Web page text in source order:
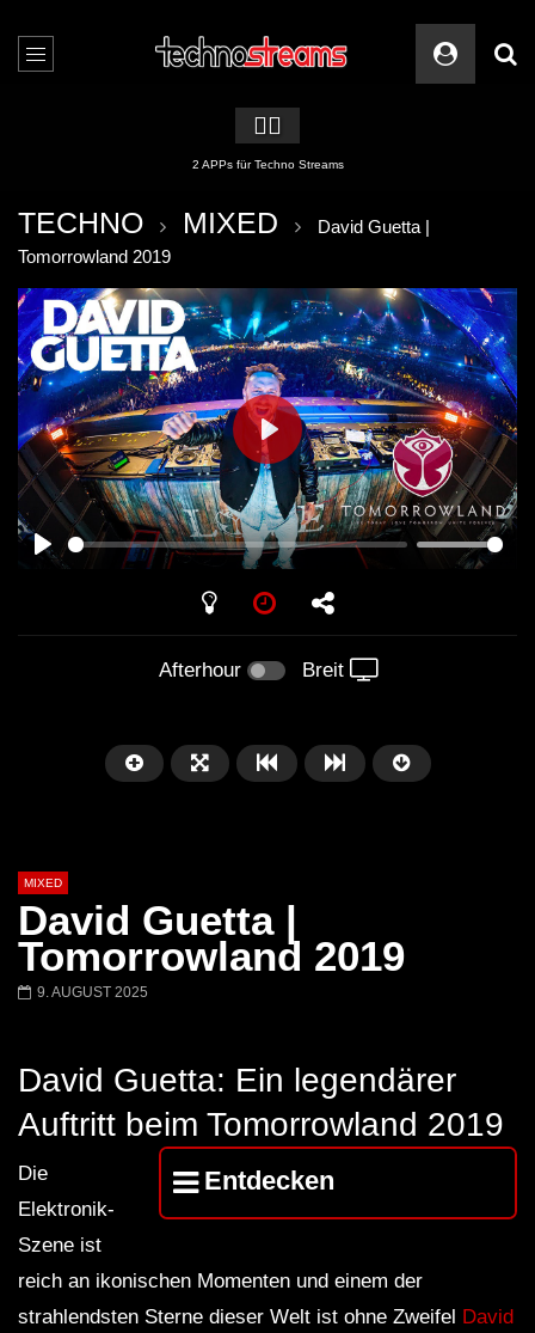
🏳️‍🌈
2 APPs für Techno Streams
TECHNO MIXED
David Guetta |
Tomorrowland 2019
PLAY
PLAY
Afterhour Breit
FuturFestival 2024
FESTIVAL
MIXED
David Guetta |
Tomorrowland 2019
9. AUGUST 2025
David Guetta: Ein legendärer
Auftritt beim Tomorrowland 2019
Entdecken
Die
Elektronik-
Szene ist
reich an ikonischen Momenten und einem der
strahlendsten Sterne dieser Welt ist ohne Zweifel David